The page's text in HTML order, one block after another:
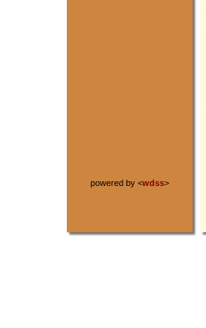
powered by <wdss>